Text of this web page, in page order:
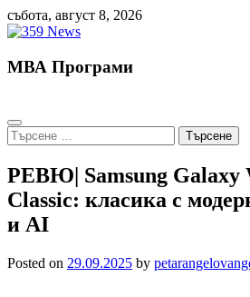
Skip
to
събота, август 8, 2026
МВА Програми
Търсене
за:
РЕВЮ| Samsung Galaxy
Classic: класика с
и AI
Posted on 29.09.2025 by